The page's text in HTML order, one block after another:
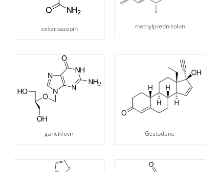
oxkarbazepin methylprednisolon
ganciklovir Gestodene